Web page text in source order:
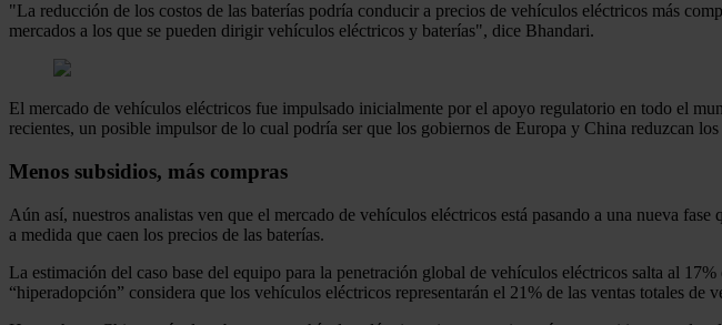
"La reducción de los costos de las baterías podría conducir a precios de vehículos eléctricos más
mercados a los que se pueden dirigir vehículos eléctricos y baterías", dice Bhandari.
El mercado de vehículos eléctricos fue impulsado inicialmente por el apoyo regulatorio en todo el
recientes, un posible impulsor de lo cual podría ser que los gobiernos de Europa y China reduzcan los
Menos subsidios, más compras
Aún así, nuestros analistas ven que el mercado de vehículos eléctricos está pasando a una nueva
a medida que caen los precios de las baterías.
La estimación del caso base del equipo para la penetración global de vehículos eléctricos salta al
“hiperadopción” considera que los vehículos eléctricos representarán el 21% de las ventas totales